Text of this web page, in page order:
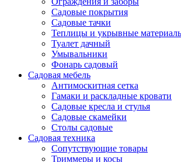
Садовые покрытия
Садовые тачки
Теплицы и укрывные
Туалет дачный
Умывальники
Фонарь садовый
Садовая мебель
Антимоскитная сетка
Гамаки и раскладные кровати
Садовые кресла и стулья
Садовые скамейки
Столы садовые
Садовая техника
Сопутствующие товары
Триммеры и косы